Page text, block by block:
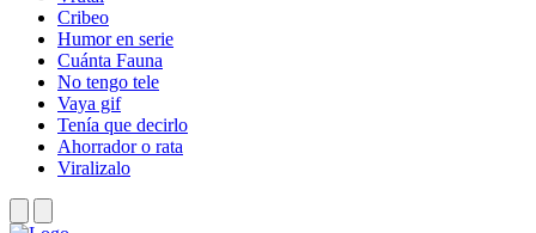
Cribeo
Humor en serie
Cuánta Fauna
No tengo tele
Vaya gif
Tenía que decirlo
Ahorrador o rata
Viralizalo